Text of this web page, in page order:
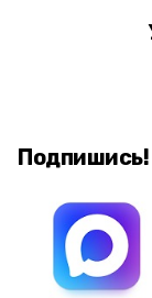
Подпишись!